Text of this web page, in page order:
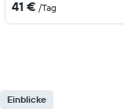
41 € /Tag
Einblicke